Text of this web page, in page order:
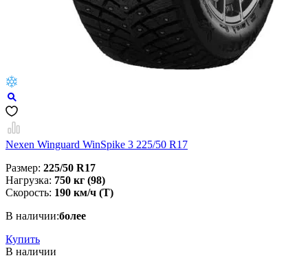
Nexen Winguard WinSpike 3 225/50 R17
Размер: 225/50 R17
Нагрузка: 750 кг (98)
Скорость: 190 км/ч (T)
В наличии:более
Купить
В наличии